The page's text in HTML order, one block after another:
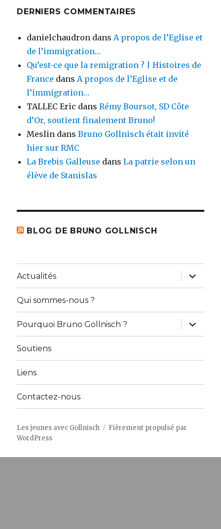
DERNIERS COMMENTAIRES
danielchaudron dansA propos de l’Eglise et
de l’immigration…
Qu’est-ce que la remigration ? | Histoires de
France dansA propos de l’Eglise et de
l’immigration…
TALLEC Eric dansRémy Boursot, SD Côte
d’Or, soutient finalement Bruno!
Meslin dansBruno Gollnisch était invité
hier sur RMC
La Brebis Galleuse dansLa patrie selon un
élève de Stanislas
BLOG DE BRUNO GOLLNISCH
Actualités
ouvrir
le
sous-
Qui sommes-nous ?
Pourquoi Bruno Gollnisch ?
ouvrir
le
sous-
Soutiens
Liens
Contactez-nous
Les jeunes avec Gollnisch
Fièrement propulsé par
WordPress